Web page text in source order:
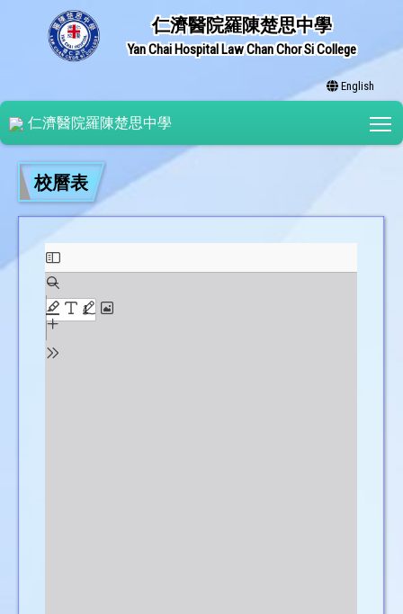
仁濟醫院羅陳楚思中學
Yan Chai Hospital Law Chan Chor Si College
English
仁濟醫院羅陳楚思中學
校曆表